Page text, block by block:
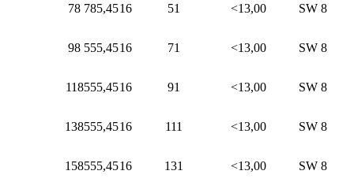
78 785,4516 51 <13,00 SW 8
98 555,4516 71 <13,00 SW 8
118555,4516 91 <13,00 SW 8
138555,4516 111 <13,00 SW 8
158555,4516 131 <13,00 SW 8